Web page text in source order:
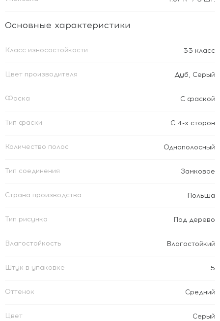
Основные характеристики
Класс износостойкости 33 класс
Цвет производителя Дуб, Серый
Фаска С фаской
Тип фаски С 4-х сторон
Количество полос Однополосный
Тип соединения Замковое
Страна производства Польша
Тип рисунка Под дерево
Влагостойкость Влагостойкий
Штук в упаковке 5
Оттенок Средний
Цвет Серый